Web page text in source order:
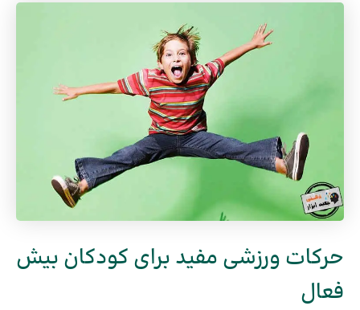
حرکات ورزشی مفید برای کودکان بیش
فعال